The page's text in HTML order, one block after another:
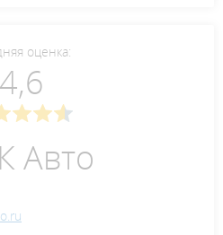
оценка:
4,6
Авто